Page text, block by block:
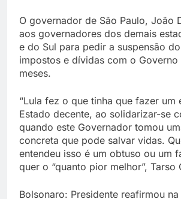
O governador de São Paulo, João
aos governadores dos demais
e do Sul para pedir a suspensão
impostos e dívidas com o Governo
meses.
“Lula fez o que tinha que fazer um
Estado decente, ao solidarizar-se
quando este Governador tomou
concreta que pode salvar vidas.
entendeu isso é um obtuso ou um
quer o “quanto pior melhor”, Tarso
Bolsonaro: Presidente reafirmou